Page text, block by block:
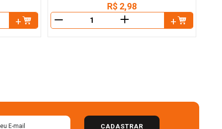
R$ 2,98
＋
CADASTRAR